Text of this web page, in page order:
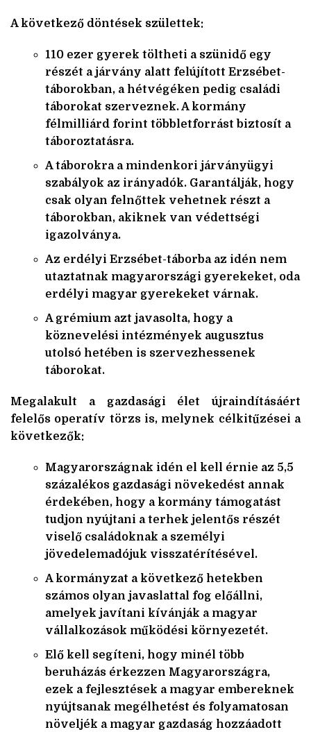
A következő döntések születtek:
110 ezer gyerek töltheti a szünidő egy
részét a járvány alatt felújított Erzsébet-
táborokban, a hétvégéken pedig családi
táborokat szerveznek. A kormány
félmilliárd forint többletforrást biztosít a
táboroztatásra.
A táborokra a mindenkori járványügyi
szabályok az irányadók. Garantálják, hogy
csak olyan felnőttek vehetnek részt a
táborokban, akiknek van védettségi
igazolványa.
Az erdélyi Erzsébet-táborba az idén nem
utaztatnak magyarországi gyerekeket, oda
erdélyi magyar gyerekeket várnak.
A grémium azt javasolta, hogy a
köznevelési intézmények augusztus
utolsó hetében is szervezhessenek
táborokat.
Megalakult a gazdasági élet újraindításáért
felelős operatív törzs is, melynek célkitűzései a
következők:
Magyarországnak idén el kell érnie az 5,5
százalékos gazdasági növekedést annak
érdekében, hogy a kormány támogatást
tudjon nyújtani a terhek jelentős részét
viselő családoknak a személyi
jövedelemadójuk visszatérítésével.
A kormányzat a következő hetekben
számos olyan javaslattal fog előállni,
amelyek javítani kívánják a magyar
vállalkozások működési környezetét.
Elő kell segíteni, hogy minél több
beruházás érkezzen Magyarországra,
ezek a fejlesztések a magyar embereknek
nyújtsanak megélhetést és folyamatosan
növeljék a magyar gazdaság hozzáadott